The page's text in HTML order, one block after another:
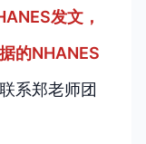
发文，
的NHANES
系郑老师团